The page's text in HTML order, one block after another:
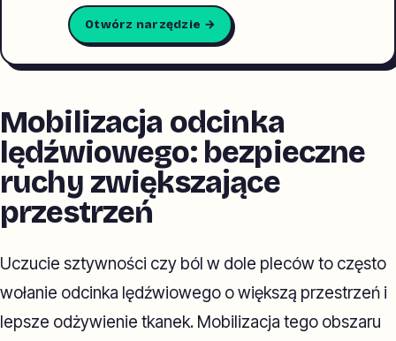
Otwórz narzędzie →
Mobilizacja odcinka
lędźwiowego: bezpieczne
ruchy zwiększające
przestrzeń
Uczucie sztywności czy ból w dole pleców to często
wołanie odcinka lędźwiowego o większą przestrzeń i
lepsze odżywienie tkanek. Mobilizacja tego obszaru